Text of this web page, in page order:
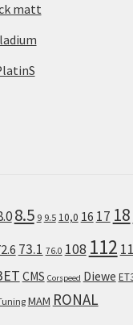
matt
8.5 9 9.5 10,0 16 17 18
73.1 76.0 108 112
CMS Corspeed Diewe
MAM RONAL